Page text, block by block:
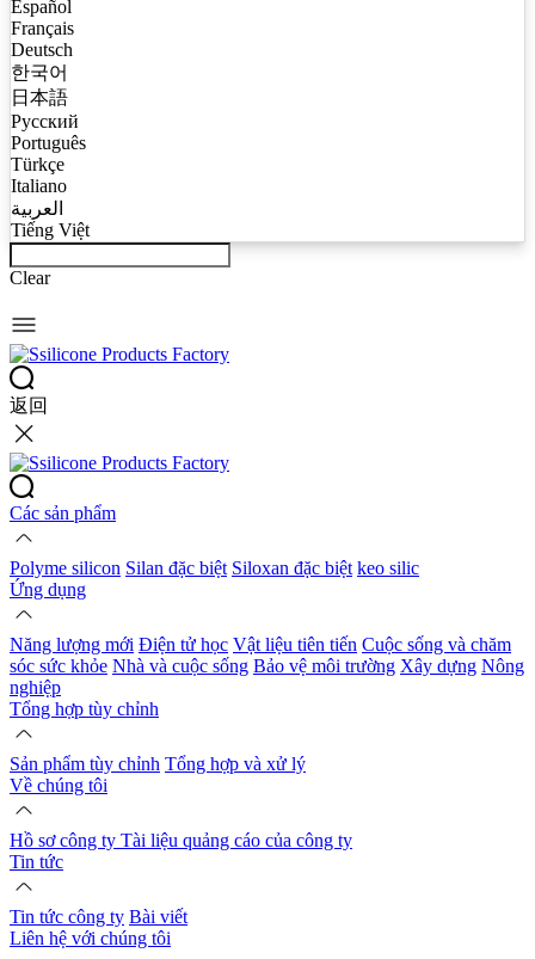
Español
Français
Deutsch
한국어
日本語
Русский
Português
Türkçe
Italiano
العربية
Tiếng Việt
Clear
返回
Các sản phẩm
Polyme silicon Silan đặc biệt Siloxan đặc biệt keo silic
Ứng dụng
Năng lượng mới Điện tử học Vật liệu tiên tiến Cuộc sống và chăm
sóc sức khỏe Nhà và cuộc sống Bảo vệ môi trường Xây dựng Nông
nghiệp
Tổng hợp tùy chỉnh
Sản phẩm tùy chỉnh Tổng hợp và xử lý
Về chúng tôi
Hồ sơ công ty Tài liệu quảng cáo của công ty
Tin tức
Tin tức công ty Bài viết
Liên hệ với chúng tôi